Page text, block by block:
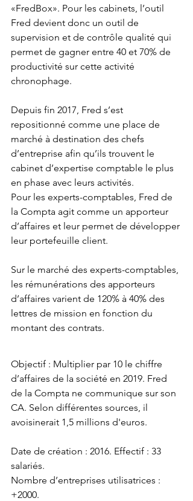
«FredBox». Pour les cabinets, l’outil
Fred devient donc un outil de
supervision et de contrôle qualité qui
permet de gagner entre 40 et 70% de
productivité sur cette activité
chronophage.
Depuis fin 2017, Fred s’est
repositionné comme une place de
marché à destination des chefs
d’entreprise afin qu’ils trouvent le
cabinet d’expertise comptable le plus
en phase avec leurs activités.
Pour les experts-comptables, Fred de
la Compta agit comme un apporteur
d’affaires et leur permet de développer
leur portefeuille client.
Sur le marché des experts-comptables,
les rémunérations des apporteurs
d’affaires varient de 120% à 40% des
lettres de mission en fonction du
montant des contrats.
Objectif : Multiplier par 10 le chiffre
d’affaires de la société en 2019. Fred
de la Compta ne communique sur son
CA. Selon différentes sources, il
avoisinerait 1,5 millions d'euros.
Date de création : 2016. Effectif : 33
salariés.
Nombre d’entreprises utilisatrices :
+2000.